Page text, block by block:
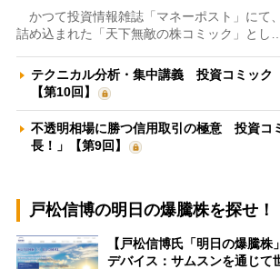
かつて投資情報雑誌「マネーポスト」にて
詰め込まれた「天下無敵の株コミック」とし…
テクニカル分析・集中講義 投資コミック
【第10回】
不透明相場に勝つ信用取引の極意 投資コ
長！」【第9回】
戸松信博の明日の爆騰株を探せ！
【戸松信博氏「明日の爆騰
デバイス：サムスンを通じて